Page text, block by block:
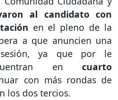
al candidato con
en el pleno de la
a que anuncien una
ya que por le
en cuarto
con más rondas de
los dos tercios.